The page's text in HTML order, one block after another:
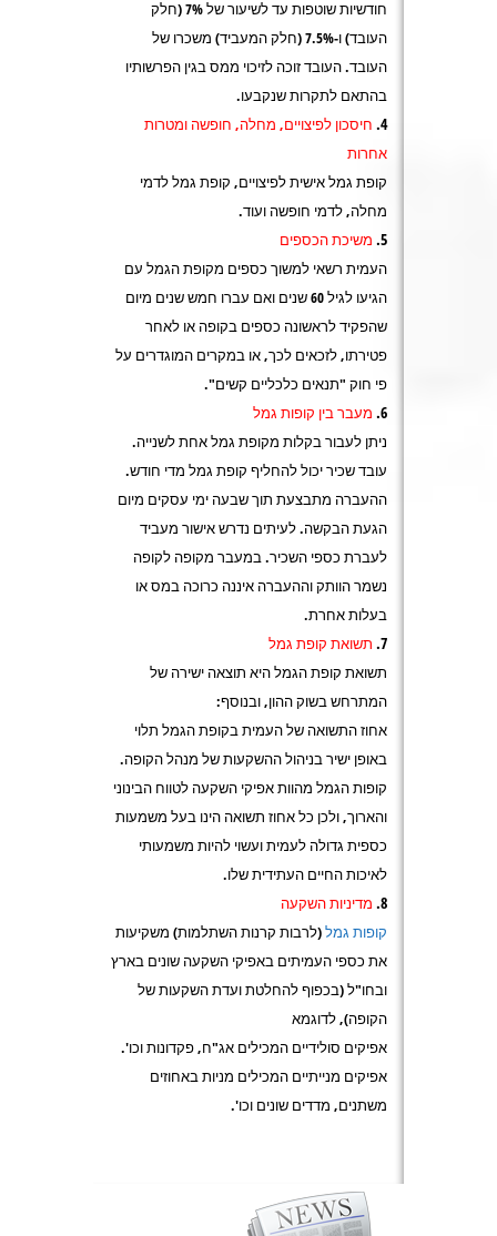
חודשיות שוטפות עד לשיעור של 7% (חלק
העובד) ו-7.5% (חלק המעביד) משכרו של
העובד. העובד זוכה לזיכוי ממס בגין הפרשותיו
בהתאם לתקרות שנקבעו.
חיסכון לפיצויים, מחלה, חופשה ומטרות
אחרות
קופת גמל אישית לפיצויים, קופת גמל לדמי
מחלה, לדמי חופשה ועוד.
משיכת הכספים
העמית רשאי למשוך כספים מקופת הגמל עם
הגיעו לגיל 60 שנים ואם עברו חמש שנים מיום
שהפקיד לראשונה כספים בקופה או לאחר
פטירתו, לזכאים לכך, או במקרים המוגדרים על
פי חוק "תנאים כלכליים קשים".
מעבר בין קופות גמל
ניתן לעבור בקלות מקופת גמל אחת לשנייה.
עובד שכיר יכול להחליף קופת גמל מדי חודש.
ההעברה מתבצעת תוך שבעה ימי עסקים מיום
הגעת הבקשה. לעיתים נדרש אישור מעביד
לעברת כספי השכיר. במעבר מקופה לקופה
נשמר הוותק וההעברה איננה כרוכה במס או
בעלות אחרת.
תשואת קופת גמל
תשואת קופת הגמל היא תוצאה ישירה של
המתרחש בשוק ההון, ובנוסף:
אחוז התשואה של העמית בקופת הגמל תלוי
באופן ישיר בניהול ההשקעות של מנהל הקופה.
קופות הגמל מהוות אפיקי השקעה לטווח הבינוני
והארוך, ולכן כל אחוז תשואה הינו בעל משמעות
כספית גדולה לעמית ועשוי להיות משמעותי
לאיכות החיים העתידית שלו.
מדיניות השקעה
קופות גמל(לרבות קרנות השתלמות) משקיעות
את כספי העמיתים באפיקי השקעה שונים בארץ
ובחו"ל (בכפוף להחלטת ועדת השקעות של
הקופה), לדוגמא
אפיקים סולידיים המכילים אג"ח, פקדונות וכו'.
אפיקים מנייתיים המכילים מניות באחוזים
משתנים, מדדים שונים וכו'.